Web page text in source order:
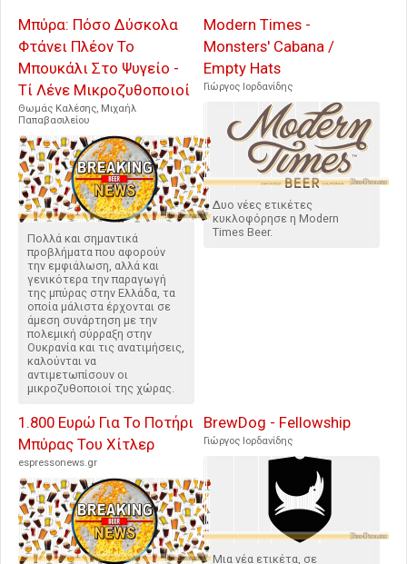
Μπύρα: Πόσο Δύσκολα
Φτάνει Πλέον Το
Μπουκάλι Στο Ψυγείο -
Τί Λένε Μικροζυθοποιοί
Θωμάς Καλέσης, Μιχαήλ
Παπαβασιλείου
Πολλά και σημαντικά
προβλήματα που αφορούν
την εμφιάλωση, αλλά και
γενικότερα την παραγωγή
της μπύρας στην Ελλάδα, τα
οποία μάλιστα έρχονται σε
άμεση συνάρτηση με την
πολεμική σύρραξη στην
Ουκρανία και τις ανατιμήσεις,
καλούνται να
αντιμετωπίσουν οι
μικροζυθοποιοί της χώρας.
Modern Times -
Monsters' Cabana /
Empty Hats
Γιώργος Ιορδανίδης
Δυο νέες ετικέτες
κυκλοφόρησε η Modern
Times Beer.
1.800 Ευρώ Για Το Ποτήρι
Μπύρας Του Χίτλερ
espressonews.gr
BrewDog - Fellowship
Γιώργος Ιορδανίδης
Μια νέα ετικέτα, σε